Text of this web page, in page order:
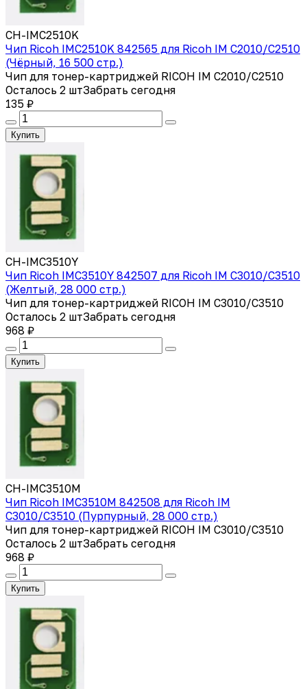
CH-IMC2510K
Чип Ricoh IMC2510K 842565 для Ricoh IM C2010/C2510
(Чёрный, 16 500 стр.)
Чип для тонер-картриджей RICOH IM C2010/C2510
Осталось 2 штЗабрать сегодня
135 ₽
Купить
CH-IMC3510Y
Чип Ricoh IMC3510Y 842507 для Ricoh IM C3010/C3510
(Желтый, 28 000 стр.)
Чип для тонер-картриджей RICOH IM C3010/C3510
Осталось 2 штЗабрать сегодня
968 ₽
Купить
CH-IMC3510M
Чип Ricoh IMC3510M 842508 для Ricoh IM
C3010/C3510 (Пурпурный, 28 000 стр.)
Чип для тонер-картриджей RICOH IM C3010/C3510
Осталось 2 штЗабрать сегодня
968 ₽
Купить